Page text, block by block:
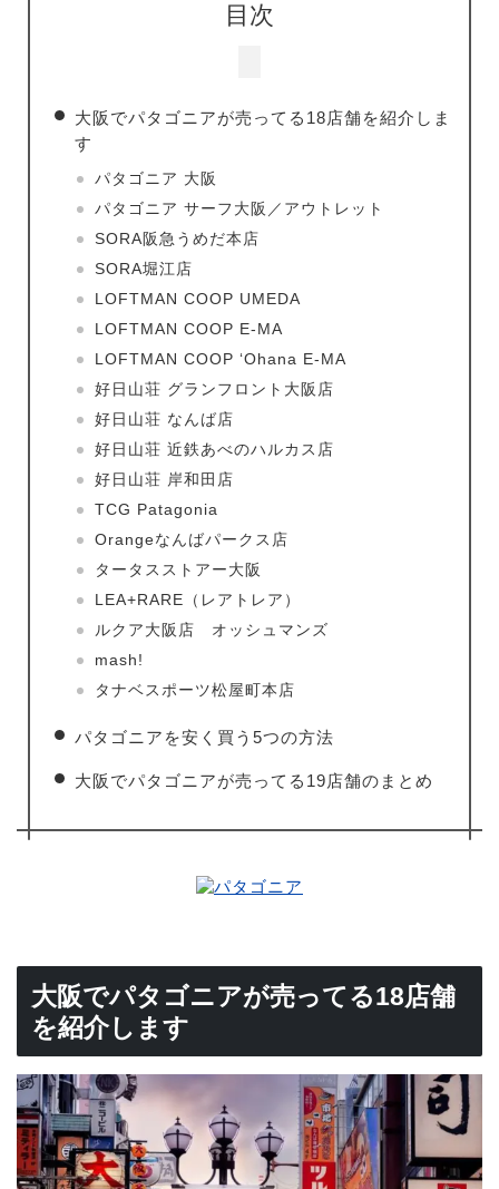
目次
大阪でパタゴニアが売ってる18店舗を紹介しま
す
パタゴニア 大阪
パタゴニア サーフ大阪／アウトレット
SORA阪急うめだ本店
SORA堀江店
LOFTMAN COOP UMEDA
LOFTMAN COOP E-MA
LOFTMAN COOP ‘Ohana E-MA
好日山荘 グランフロント大阪店
好日山荘 なんば店
好日山荘 近鉄あべのハルカス店
好日山荘 岸和田店
TCG Patagonia
Orangeなんばパークス店
タータスストアー大阪
LEA+RARE（レアトレア）
ルクア大阪店 オッシュマンズ
mash!
タナベスポーツ松屋町本店
パタゴニアを安く買う5つの方法
大阪でパタゴニアが売ってる19店舗のまとめ
大阪でパタゴニアが売ってる18店舗
を紹介します